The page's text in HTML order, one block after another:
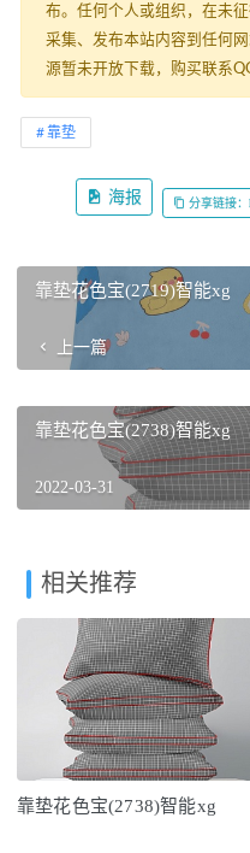
布。任何个人或组织，在未
采集、发布本站内容到任何
源暂未开放下载，购买联系
靠垫
海报 分享链接：
靠垫花色宝(2719)智能xg
上一篇
靠垫花色宝(2738)智能xg
2022-03-31
相关推荐
靠垫花色宝(2738)智能xg